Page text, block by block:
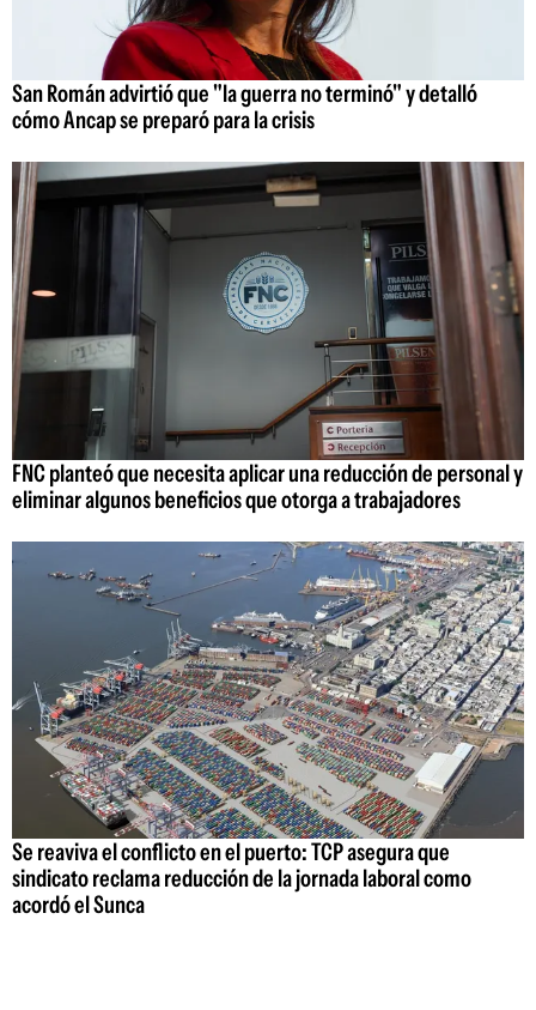
San Román advirtió que "la guerra no terminó" y detalló
cómo Ancap se preparó para la crisis
FNC planteó que necesita aplicar una reducción de personal y
eliminar algunos beneficios que otorga a trabajadores
Se reaviva el conflicto en el puerto: TCP asegura que
sindicato reclama reducción de la jornada laboral como
acordó el Sunca